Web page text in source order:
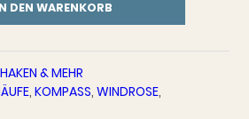
DEN WARENKORB
& MEHR
,KOMPASS,WINDROSE,